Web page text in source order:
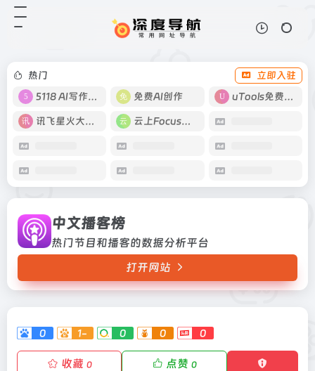
热门
立即入驻
5118 AI写作工具
免费AI创作 uTools免费工具箱
讯飞星火大模型 云上Focus接码
中文播客榜
热门节目和播客的数据分析平台
打开网站
0 1- 0 0 0
收藏 0 点赞 0